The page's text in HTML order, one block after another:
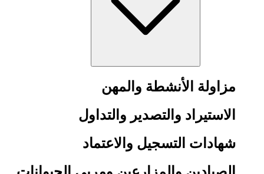
مزاولة الأنشطة والمهن
الاستيراد والتصدير والتداول
شهادات التسجيل والاعتماد